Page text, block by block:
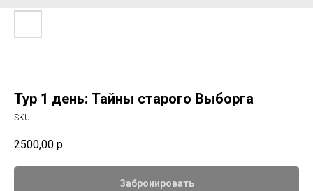
Тур 1 день: Тайны старого Выборга
SKU:
2500,00 р.
Забронировать